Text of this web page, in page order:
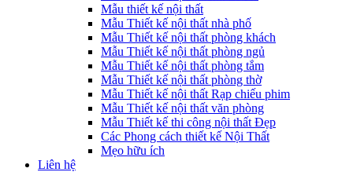
Mẫu thiết kế nội thất
Mẫu Thiết kế nội thất nhà phố
Mẫu Thiết kế nội thất phòng khách
Mẫu Thiết kế nội thất phòng ngủ
Mẫu Thiết kế nội thất phòng tắm
Mẫu Thiết kế nội thất phòng thờ
Mẫu Thiết kế nội thất Rạp chiếu phim
Mẫu Thiết kế nội thất văn phòng
Mẫu Thiết kế thi công nội thất Đẹp
Các Phong cách thiết kế Nội Thất
Mẹo hữu ích
Liên hệ